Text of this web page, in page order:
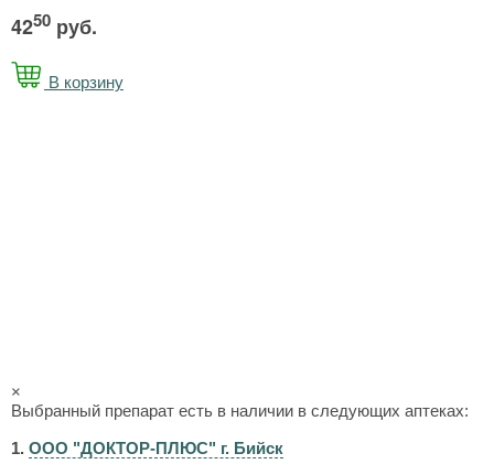
4250 руб.
В корзину
×
Выбранный препарат есть в наличии в следующих аптеках:
1. ООО "ДОКТОР-ПЛЮС" г. Бийск